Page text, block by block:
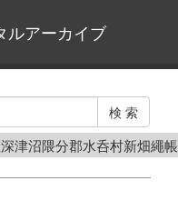
ルアーカイブ
津沼隈分郡水呑村新畑繩帳